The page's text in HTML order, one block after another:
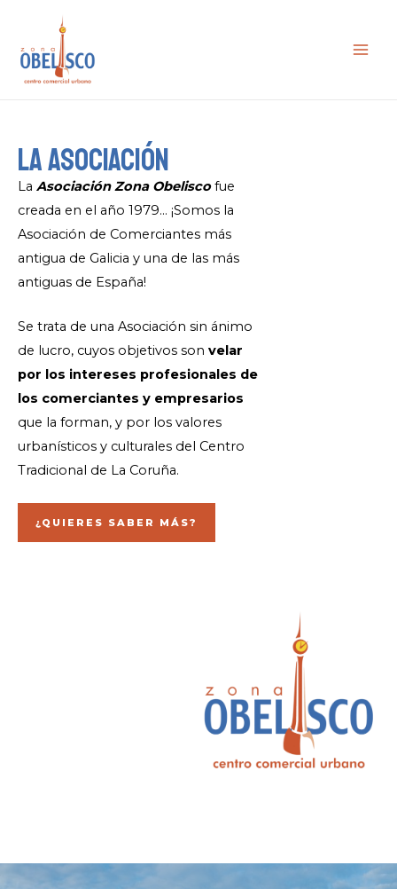
contenido
LA ASOCIACIÓN
La Asociación Zona Obeliscofue
creada en el año 1979… ¡Somos la
Asociación de Comerciantes más
antigua de Galicia y una de las más
antiguas de España!
Se trata de una Asociación sin ánimo
de lucro, cuyos objetivos son velar
por los intereses profesionales de
los comerciantes y empresarios
que la forman, y por los valores
urbanísticos y culturales del Centro
Tradicional de La Coruña.
¿QUIERES SABER MÁS?